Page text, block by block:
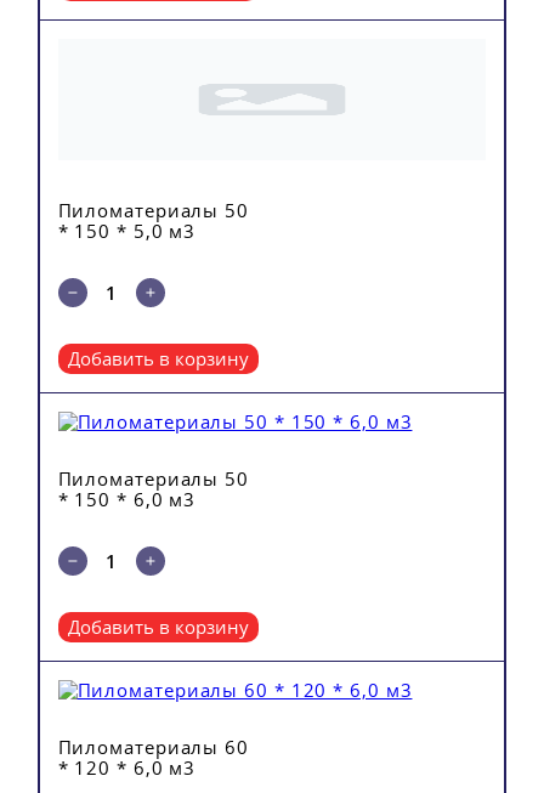
Пиломатериалы 50
* 150 * 5,0 м3
Добавить в корзину
Пиломатериалы 50
* 150 * 6,0 м3
Добавить в корзину
Пиломатериалы 60
* 120 * 6,0 м3